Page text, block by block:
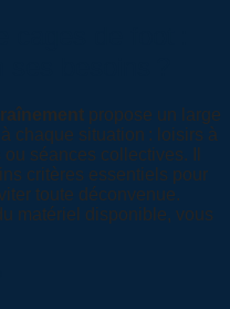
propose un large
chaque situation : loisirs à
séances collectives. Il
critères essentiels pour
toute déconvenue.
matériel disponible, vous